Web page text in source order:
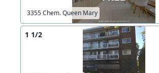
3355 Chem. Queen Mary
1 1/2